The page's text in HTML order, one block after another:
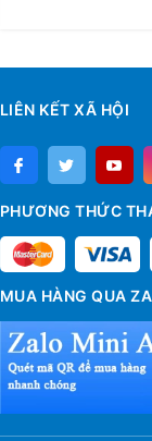
LIÊN KẾT XÃ HỘI
PHƯƠNG THỨC
MUA HÀNG QUA